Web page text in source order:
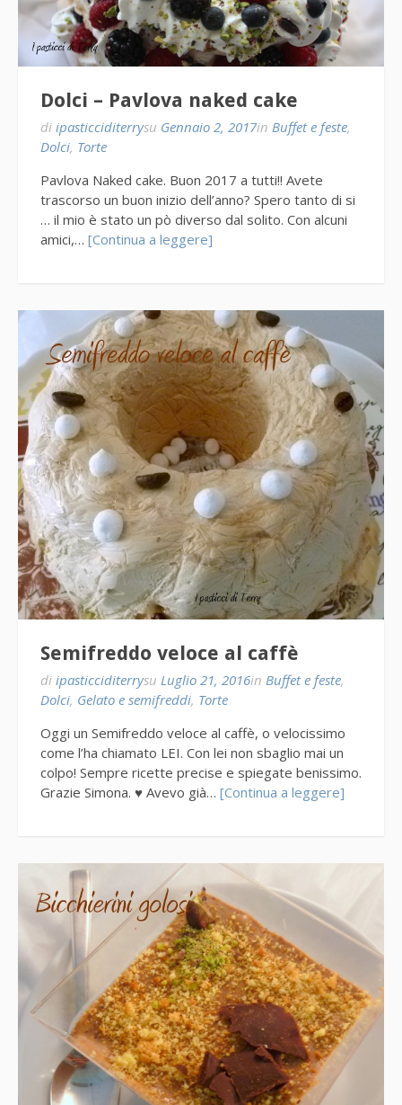
Dolci – Pavlova naked cake
di ipasticciditerrysu Gennaio 2, 2017in Buffet e feste,
Dolci, Torte
Pavlova Naked cake. Buon 2017 a tutti!! Avete
trascorso un buon inizio dell’anno? Spero tanto di si
… il mio è stato un pò diverso dal solito. Con alcuni
amici,… [Continua a leggere]
Semifreddo veloce al caffè
di ipasticciditerrysu Luglio 21, 2016in Buffet e feste,
Dolci, Gelato e semifreddi, Torte
Oggi un Semifreddo veloce al caffè, o velocissimo
come l’ha chiamato LEI. Con lei non sbaglio mai un
colpo! Sempre ricette precise e spiegate benissimo.
Grazie Simona. ♥ Avevo già… [Continua a leggere]